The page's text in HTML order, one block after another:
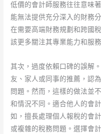
低價的會計師服務往往意味
能無法提供充分深入的財務
在需要高端財務規劃和跨國
該更多關注其專業能力和服
其次，過度依賴口碑的誤解
友、家人或同事的推薦，認
問題。然而，這樣的做法並
和情況不同。適合他人的會
如，擅長處理個人報稅的會
或複雜的稅務問題。選擇會